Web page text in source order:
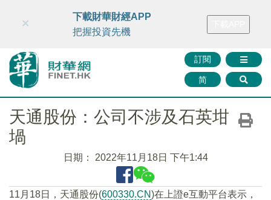
財華智庫網 FINTV FINMETA 財華證券 媒體矩陣
訂閱
简
×
下載財華財經APP
把握投資先機
天通股份：公司不涉及石英坩
堝
日期： 2022年11月18日 下午1:44
11月18日，天通股份(600330.CN)在上證e互動平台表示，